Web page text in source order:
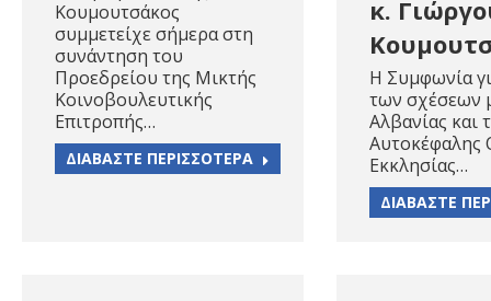
Κουμουτσάκος
συμμετείχε σήμερα στη
συνάντηση του
Προεδρείου της Μικτής
Κοινοβουλευτικής
Επιτροπής…
ΔΙΑΒΑΣΤΕ ΠΕΡΙΣΣΟΤΕΡΑ
κ.
Η Συμφωνία
των σχέσεων
Αλβανίας και
Αυτοκέφαλης
Εκκλησίας…
ΔΙΑΒΑΣΤΕ